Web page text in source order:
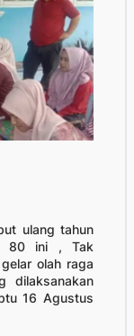
ulang tahun
80 ini , Tak
olah raga
16 Agustus